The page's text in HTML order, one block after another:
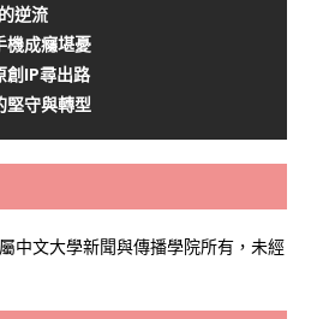
逆流
成癮堪憂
IP尋出路
守與轉型
中文大學新聞與傳播學院所有，未經